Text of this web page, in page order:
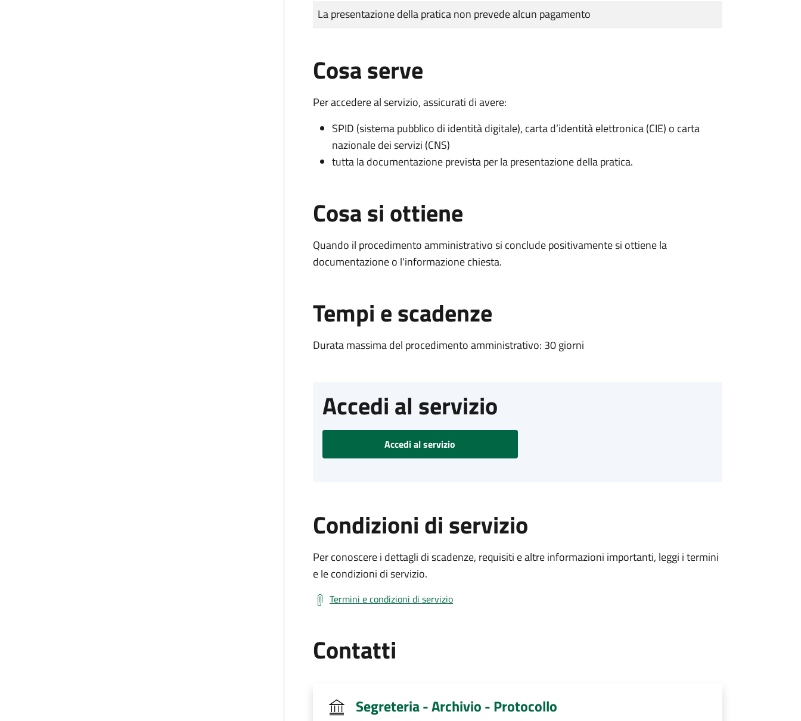
Tipo di pagamento
Importo
La presentazione della pratica non prevede alcun pagamento
Cosa serve
Per accedere al servizio, assicurati di avere:
SPID (sistema pubblico di identità digitale), carta d’identità elettronica (CIE) o carta
nazionale dei servizi (CNS)
tutta la documentazione prevista per la presentazione della pratica.
Cosa si ottiene
Quando il procedimento amministrativo si conclude positivamente si ottiene la
documentazione o l'informazione chiesta.
Tempi e scadenze
Durata massima del procedimento amministrativo: 30 giorni
Accedi al servizio
Accedi al servizio
Condizioni di servizio
Per conoscere i dettagli di scadenze, requisiti e altre informazioni importanti, leggi i termini
e le condizioni di servizio.
Termini e condizioni di servizio
Contatti
Segreteria - Archivio - Protocollo